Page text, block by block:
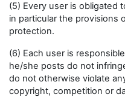
(5) Every user is obligated
in particular the provisions
protection.
(6) Each user is
he/she posts do not
do not otherwise violate
copyright, competition or